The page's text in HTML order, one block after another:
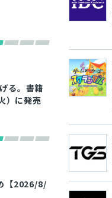
る。書籍
）に発売
【2026/8/